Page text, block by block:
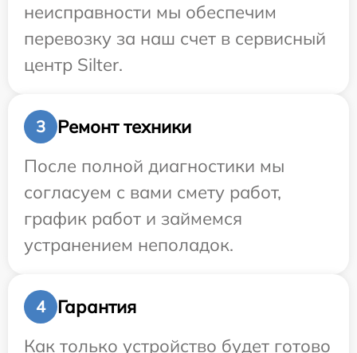
неисправности мы обеспечим
перевозку за наш счет в сервисный
центр Silter.
3
Ремонт техники
После полной диагностики мы
согласуем с вами смету работ,
график работ и займемся
устранением неполадок.
4
Гарантия
Как только устройство будет готово